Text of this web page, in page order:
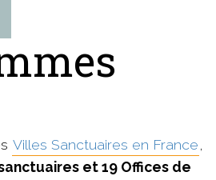
Villes Sanctuaires en France,
et 19 Offices de